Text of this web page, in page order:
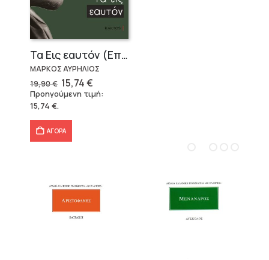
Τα Εις εαυτόν (Επίτομο) – Μάρκος Αυρήλιος
ΜΑΡΚΟΣ ΑΥΡΗΛΙΟΣ
19,90€ Original
price
was:
15,74€Η
τρέχουσα
τιμή
Προηγούμενη τιμή:
15,74 €.
ΑΓΟΡΑ